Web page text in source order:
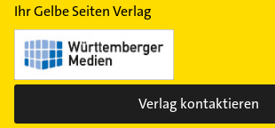
Ihr Gelbe Seiten Verlag
Verlag kontaktieren